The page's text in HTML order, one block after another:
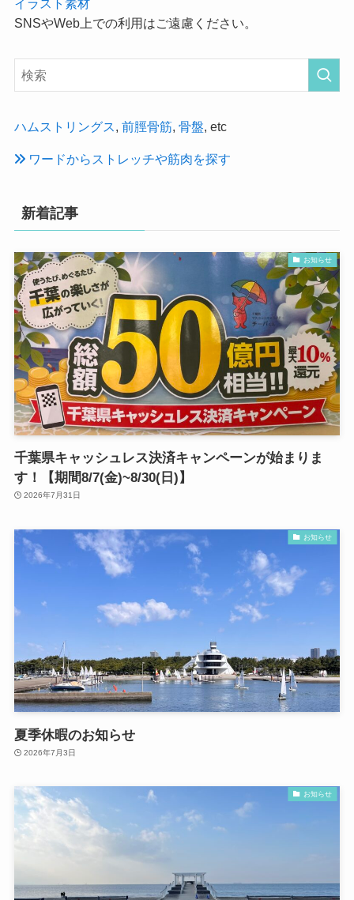
イラスト素材
SNSやWeb上での利用はご遠慮ください。
ハムストリングス, 前脛骨筋, 骨盤, etc
ワードからストレッチや筋肉を探す
新着記事
お知らせ
千葉県キャッシュレス決済キャンペーンが始まりま
す！【期間8/7(金)~8/30(日)】
2026年7月31日
お知らせ
夏季休暇のお知らせ
2026年7月3日
お知らせ